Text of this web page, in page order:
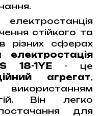
стійкого та
різних сферах
електростація
18-1YE- це
агрегат,
Він легко
для